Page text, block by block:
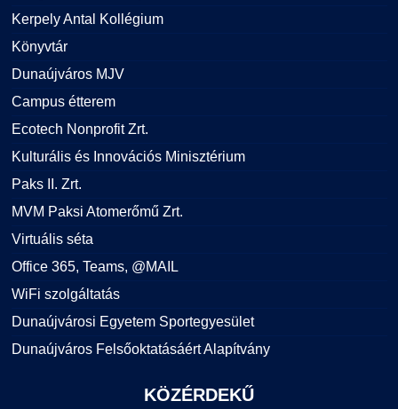
Kerpely Antal Kollégium
Könyvtár
Dunaújváros MJV
Campus étterem
Ecotech Nonprofit Zrt.
Kulturális és Innovációs Minisztérium
Paks II. Zrt.
MVM Paksi Atomerőmű Zrt.
Virtuális séta
Office 365, Teams, @MAIL
WiFi szolgáltatás
Dunaújvárosi Egyetem Sportegyesület
Dunaújváros Felsőoktatásáért Alapítvány
KÖZÉRDEKŰ